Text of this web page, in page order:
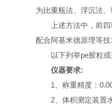
为比重瓶法、浮沉法
上述方法中，前
配合阿基米德原理等
以下列举pe胶粒
仪器要求:
1
、称重精度：
2 、体积测定装